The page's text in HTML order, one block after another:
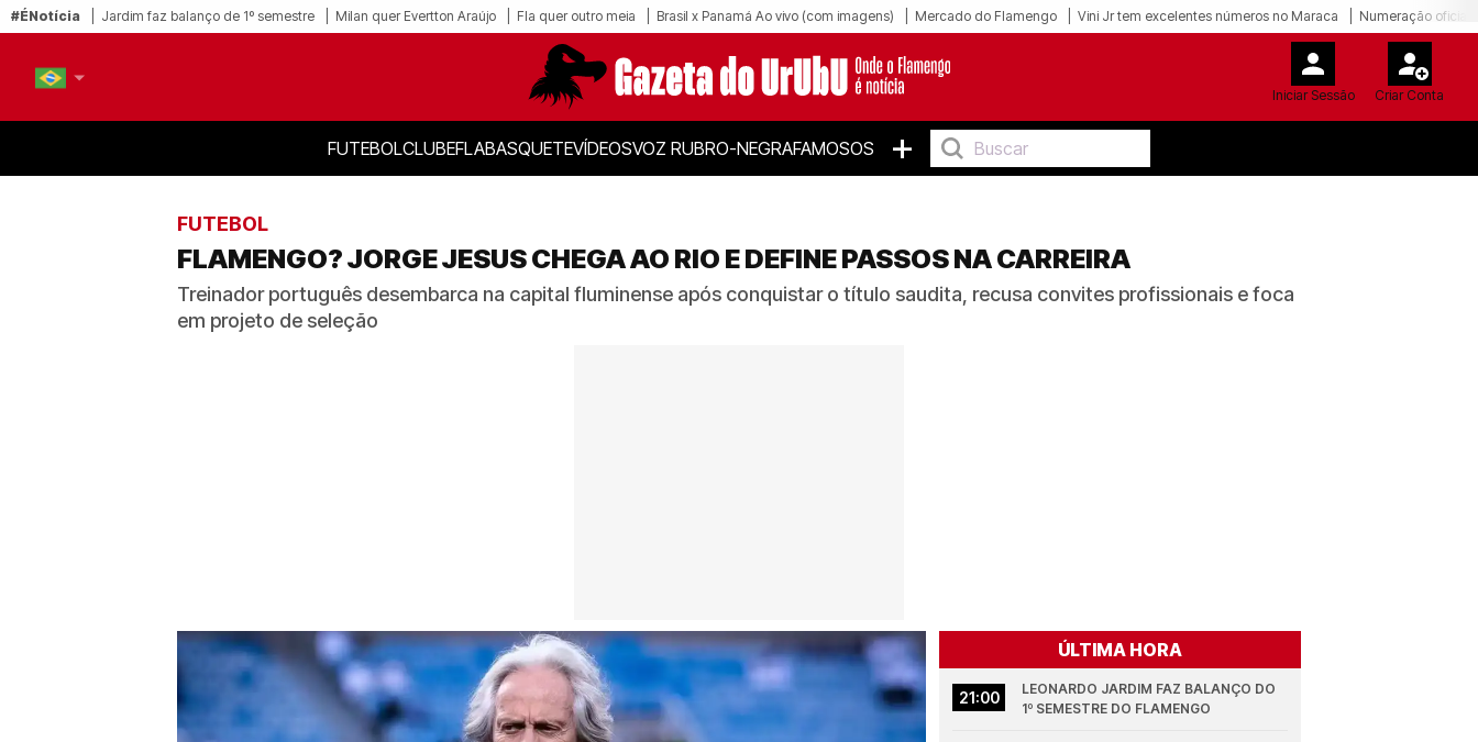
#ÉNotícia Jardim faz balanço de 1º semestre Milan quer Evertton Araújo Fla quer outro meia Brasil x Panamá Ao vivo (com imagens) Mercado do Flamengo Vini Jr tem excelentes números no Maraca Numeração oficial
Iniciar Sessão Criar Conta
FUTEBOLCLUBEFLABASQUETEVÍDEOSVOZ RUBRO-NEGRAFAMOSOS +
FUTEBOL
FLAMENGO? JORGE JESUS CHEGA AO RIO E DEFINE PASSOS NA CARREIRA
Treinador português desembarca na capital fluminense após conquistar o título saudita, recusa convites profissionais e foca
em projeto de seleção
ÚLTIMA HORA
21:00
LEONARDO JARDIM FAZ BALANÇO DO
1º SEMESTRE DO FLAMENGO